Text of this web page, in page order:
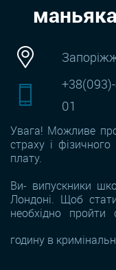
01
Увага! Можливе
страху і
плату.
Ви- випускники
Лондоні. Щоб
необхідно пройти
годину в